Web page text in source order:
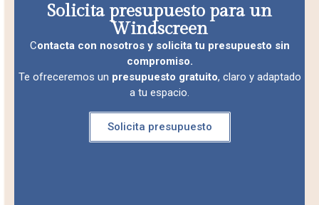
Solicita presupuesto para un
Windscreen
Contacta con nosotros y solicita tu presupuesto sin
compromiso.
Te ofreceremos un presupuesto gratuito, claro y adaptado
a tu espacio.
Solicita presupuesto